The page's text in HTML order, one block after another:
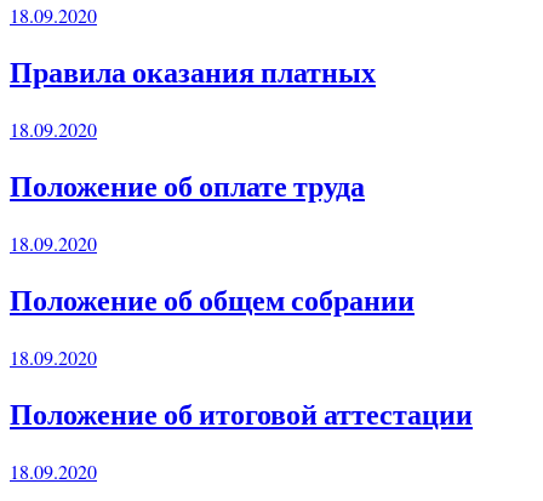
18.09.2020
Правила оказания платных
18.09.2020
Положение об оплате труда
18.09.2020
Положение об общем собрании
18.09.2020
Положение об итоговой аттестации
18.09.2020